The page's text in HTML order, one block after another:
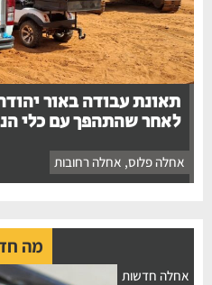
תאונת עבודה באור יהודה:
לאחר שהתהפך עם כלי הנדסי
אחלה פלוס ,אחלה רחובות
מה חדש?
חדשות